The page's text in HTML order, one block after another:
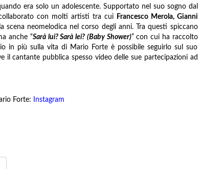
era solo un adolescente. Supportato nel suo sogno dal
con molti artisti tra cui
Francesco Merola, Gianni
neomelodica nel corso degli anni. Tra questi spiccano
anche “Sarà lui? Sarà lei? (Baby Shower)” con cui ha raccolto
in più sulla vita di Mario Forte è possibile seguirlo sul suo
cantante pubblica spesso video delle sue partecipazioni ad
Forte: Instagram